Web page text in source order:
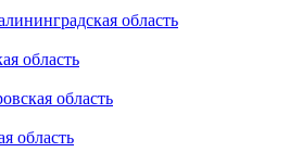
область
область
область
область